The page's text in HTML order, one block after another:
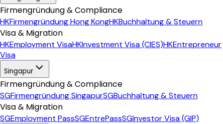
Firmengründung & Compliance
HKFirmengründung Hong KongHKBuchhaltung & Steuern
Visa & Migration
HKEmployment VisaHKInvestment Visa (CIES)HKEntrepreneur
Visa
Singapur
Firmengründung & Compliance
SGFirmengründung SingapurSGBuchhaltung & Steuern
Visa & Migration
SGEmployment PassSGEntrePassSGInvestor Visa (GIP)